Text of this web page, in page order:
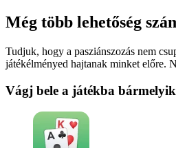
Még több lehetőség
Tudjuk, hogy a pasziánszozás nem
játékélményed hajtanak minket előre.
Vágj bele a játékba